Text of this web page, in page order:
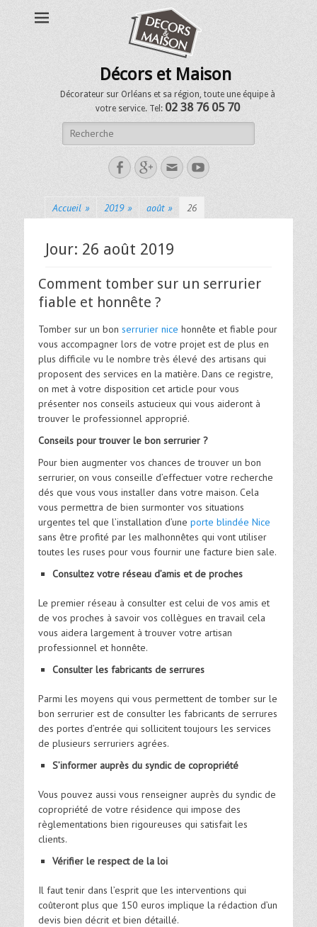
Décors et Maison
Décorateur sur Orléans et sa région, toute une équipe à
votre service. Tel: 02 38 76 05 70
Accueil » 2019 » août » 26
Jour: 26 août 2019
Comment tomber sur un serrurier
fiable et honnête ?
Tomber sur un bon serrurier nice honnête et fiable pour
vous accompagner lors de votre projet est de plus en
plus difficile vu le nombre très élevé des artisans qui
proposent des services en la matière. Dans ce registre,
on met à votre disposition cet article pour vous
présenter nos conseils astucieux qui vous aideront à
trouver le professionnel approprié.
Conseils pour trouver le bon serrurier ?
Pour bien augmenter vos chances de trouver un bon
serrurier, on vous conseille d’effectuer votre recherche
dés que vous vous installer dans votre maison. Cela
vous permettra de bien surmonter vos situations
urgentes tel que l’installation d’une porte blindée Nice
sans être profité par les malhonnêtes qui vont utiliser
toutes les ruses pour vous fournir une facture bien sale.
Consultez votre réseau d’amis et de proches
Le premier réseau à consulter est celui de vos amis et
de vos proches à savoir vos collègues en travail cela
vous aidera largement à trouver votre artisan
professionnel et honnête.
Consulter les fabricants de serrures
Parmi les moyens qui vous permettent de tomber sur le
bon serrurier est de consulter les fabricants de serrures
des portes d’entrée qui sollicitent toujours les services
de plusieurs serruriers agrées.
S’informer auprès du syndic de copropriété
Vous pouvez aussi vous renseigner auprès du syndic de
copropriété de votre résidence qui impose des
règlementations bien rigoureuses qui satisfait les
clients.
Vérifier le respect de la loi
Il faut tenir dans l’esprit que les interventions qui
coûteront plus que 150 euros implique la rédaction d’un
devis bien décrit et bien détaillé.